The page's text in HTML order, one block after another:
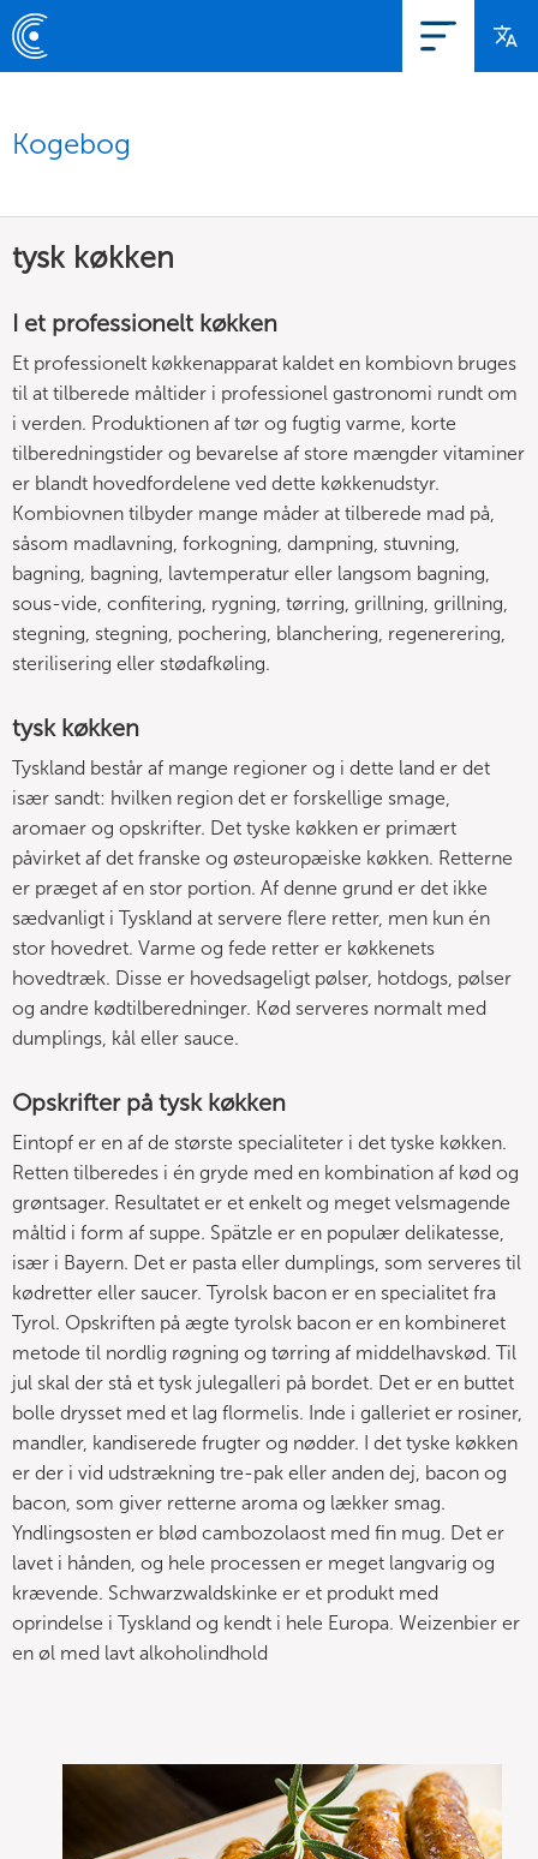
Kogebog
tysk køkken
I et professionelt køkken
Et professionelt køkkenapparat kaldet en kombiovn bruges
til at tilberede måltider i professionel gastronomi rundt om
i verden. Produktionen af tør og fugtig varme, korte
tilberedningstider og bevarelse af store mængder vitaminer
er blandt hovedfordelene ved dette køkkenudstyr.
Kombiovnen tilbyder mange måder at tilberede mad på,
såsom madlavning, forkogning, dampning, stuvning,
bagning, bagning, lavtemperatur eller langsom bagning,
sous-vide, confitering, rygning, tørring, grillning, grillning,
stegning, stegning, pochering, blanchering, regenerering,
sterilisering eller stødafkøling.
tysk køkken
Tyskland består af mange regioner og i dette land er det
især sandt: hvilken region det er forskellige smage,
aromaer og opskrifter. Det tyske køkken er primært
påvirket af det franske og østeuropæiske køkken. Retterne
er præget af en stor portion. Af denne grund er det ikke
sædvanligt i Tyskland at servere flere retter, men kun én
stor hovedret. Varme og fede retter er køkkenets
hovedtræk. Disse er hovedsageligt pølser, hotdogs, pølser
og andre kødtilberedninger. Kød serveres normalt med
dumplings, kål eller sauce.
Opskrifter på tysk køkken
Eintopf er en af de største specialiteter i det tyske køkken.
Retten tilberedes i én gryde med en kombination af kød og
grøntsager. Resultatet er et enkelt og meget velsmagende
måltid i form af suppe. Spätzle er en populær delikatesse,
især i Bayern. Det er pasta eller dumplings, som serveres til
kødretter eller saucer. Tyrolsk bacon er en specialitet fra
Tyrol. Opskriften på ægte tyrolsk bacon er en kombineret
metode til nordlig røgning og tørring af middelhavskød. Til
jul skal der stå et tysk julegalleri på bordet. Det er en buttet
bolle drysset med et lag flormelis. Inde i galleriet er rosiner,
mandler, kandiserede frugter og nødder. I det tyske køkken
er der i vid udstrækning tre-pak eller anden dej, bacon og
bacon, som giver retterne aroma og lækker smag.
Yndlingsosten er blød cambozolaost med fin mug. Det er
lavet i hånden, og hele processen er meget langvarig og
krævende. Schwarzwaldskinke er et produkt med
oprindelse i Tyskland og kendt i hele Europa. Weizenbier er
en øl med lavt alkoholindhold